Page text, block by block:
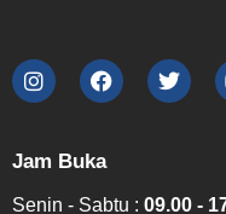
Jam Buka
Senin - Sabtu : 09.00 -